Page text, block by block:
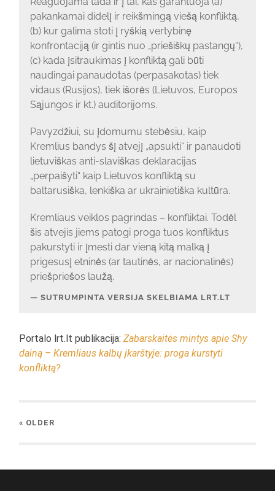
pakankamai didelį ir reikšmingą viešą konfliktą,
(b) kur galima stoti į ryškią vertybinę
konfrontaciją (ir gintis nuo „priešiškų pastangų“),
(c) kada įsitraukimas į konfliktą gali būti
naudingai panaudotas (perpasakotas) tiek
vidaus (Rusijos), tiek išorės (Lietuvos, Europos
Sąjungos ir kt.) auditorijoms.
Pavyzdžiui, su įdomumu stebėsiu, kaip
Kremlius bandys šį atvejį „apsukti“ ir panaudoti
lietuviškas anti-slaviškas deklaracijas
„perpaišyti“ kaip Lietuvos konfliktą su
baltarusiška, lenkiška ar ukrainietiška kultūra.
Kremliaus veiklos pagrindas – konfliktai. Todėl
šis atvejis jiems patogi proga tuos konfliktus
pakurstyti ir įmesti dar vieną kitą malką į
prigesusį etninės (ar tautinės, ar nacionalinės)
priešpriešos laužą.
SUTRUMPINTA VERSIJA SKELBIAMA LRT.LT
Portalo lrt.lt publikacija:Zabarskaitės mintys apie Shy
dainą – Kremliaus kalbų įkarštyje: proga kurstyti
konfliktą?
« OLDER